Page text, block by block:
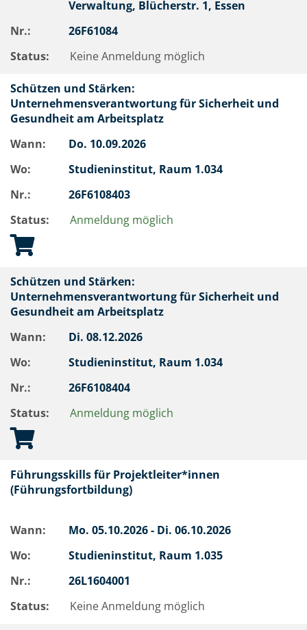
Verwaltung, Blücherstr. 1, Essen
Nr.:
26F61084
Status:
Keine Anmeldung möglich
Schützen und Stärken:
Unternehmensverantwortung für Sicherheit und
Gesundheit am Arbeitsplatz
Wann:
Do. 10.09.2026
Wo:
Studieninstitut, Raum 1.034
Nr.:
26F6108403
Status:
Anmeldung möglich
Schützen und Stärken:
Unternehmensverantwortung für Sicherheit und
Gesundheit am Arbeitsplatz
Wann:
Di. 08.12.2026
Wo:
Studieninstitut, Raum 1.034
Nr.:
26F6108404
Status:
Anmeldung möglich
Führungsskills für Projektleiter*innen
(Führungsfortbildung)
Wann: Mo. 05.10.2026 - Di. 06.10.2026
Wo:
Studieninstitut, Raum 1.035
Nr.:
26L1604001
Status:
Keine Anmeldung möglich